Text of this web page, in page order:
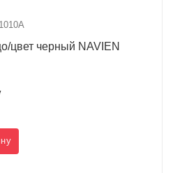
цвет черный NAVIEN